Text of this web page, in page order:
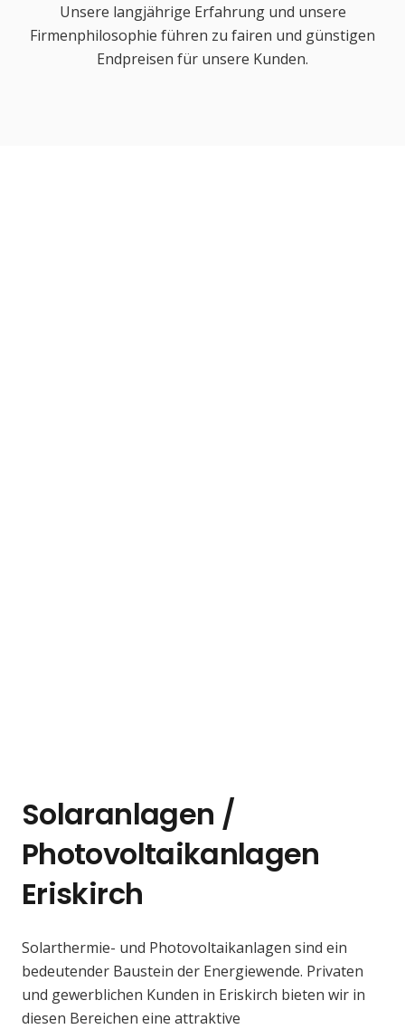
Unsere langjährige Erfahrung und unsere
Firmenphilosophie führen zu fairen und günstigen
Endpreisen für unsere Kunden.
Solaranlagen /
Photovoltaikanlagen
Eriskirch
Solarthermie- und Photovoltaikanlagen sind ein
bedeutender Baustein der Energiewende. Privaten
und gewerblichen Kunden in Eriskirch bieten wir in
diesen Bereichen eine attraktive